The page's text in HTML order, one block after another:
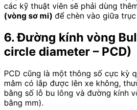
các kỹ thuật viên sẽ phải dùng
(vòng sơ mi) để chèn vào giữa
6. Đường kính vòng
circle diameter – PCD)
PCD cũng là một thông số cực kỳ
mâm có lắp được lên xe không,
bằng số lỗ bu lông và đường kính
bằng mm).